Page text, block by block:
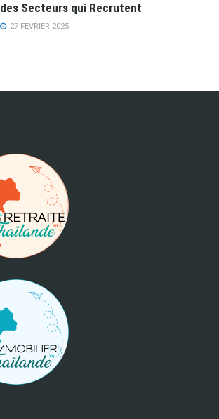
des Secteurs qui Recrutent
27 FÉVRIER 2025